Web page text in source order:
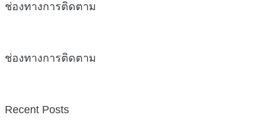
ช่องทางการติดตาม
ช่องทางการติดตาม
Recent Posts